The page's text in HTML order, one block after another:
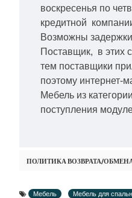
воскресенья по
кредитной
Возможны
Поставщик, в этих
тем поставщики
поэтому интернет-
Мебель из
поступления
ПОЛИТИКА ВОЗВРАТА/
Мебель Мебель для